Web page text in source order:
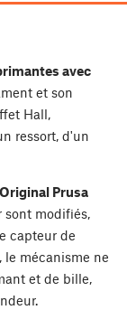
avec
et son
Hall,
ressort, d'un
Original Prusa
sont modifiés,
capteur de
mécanisme ne
et de bille,